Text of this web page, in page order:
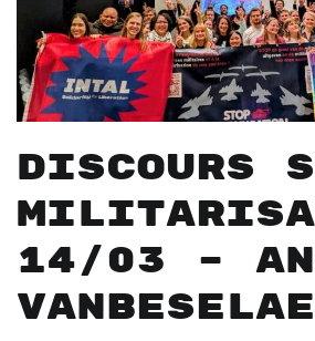
Discours
14/03 –